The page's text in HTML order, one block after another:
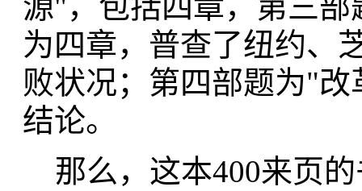
为四章，普查了纽约、
败状况；第四部题为"
结论。
那么，这本400来页